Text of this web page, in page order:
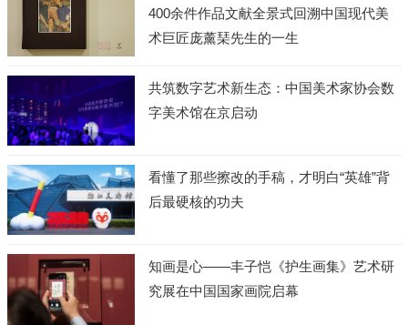
400余件作品文献全景式回溯中国现代美
术巨匠庞薰琹先生的一生
共筑数字艺术新生态：中国美术家协会数
字美术馆在京启动
看懂了那些擦改的手稿，才明白“英雄”背
后最硬核的功夫
知画是心——丰子恺《护生画集》艺术研
究展在中国国家画院启幕